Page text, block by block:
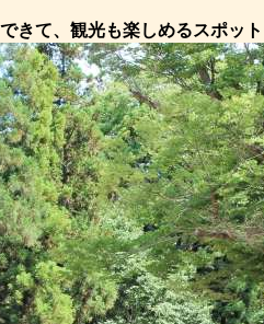
きて、観光も楽しめるスポット